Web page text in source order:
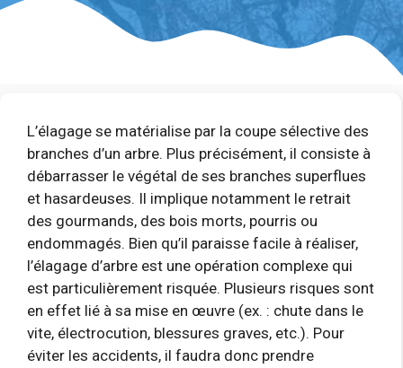
L’élagage se matérialise par la coupe sélective des
branches d’un arbre. Plus précisément, il consiste à
débarrasser le végétal de ses branches superflues
et hasardeuses. Il implique notamment le retrait
des gourmands, des bois morts, pourris ou
endommagés. Bien qu’il paraisse facile à réaliser,
l’élagage d’arbre est une opération complexe qui
est particulièrement risquée. Plusieurs risques sont
en effet lié à sa mise en œuvre (ex. : chute dans le
vite, électrocution, blessures graves, etc.). Pour
éviter les accidents, il faudra donc prendre